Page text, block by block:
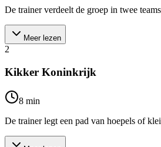
De trainer verdeelt de groep in twee
Meer lezen
2
Kikker Koninkrijk
8 min
De trainer legt een pad van hoepels of